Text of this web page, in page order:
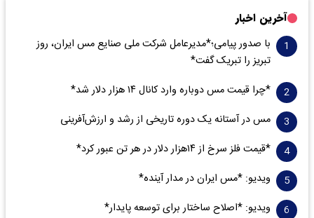
آخرین اخبار
با صدور پیامی؛*مدیرعامل شرکت ملی صنایع مس ایران، روز
تبریز را تبریک گفت*
*چرا قیمت مس دوباره وارد کانال ۱۴ هزار دلار شد*
مس در آستانه یک دوره تاریخی از رشد و ارزش‌آفرینی
*قیمت فلز سرخ از ۱۴هزار دلار در هر تن عبور کرد*
ویدیو: *مس ایران در مدار آینده*
ویدیو: *اصلاح ساختار برای توسعه پایدار*